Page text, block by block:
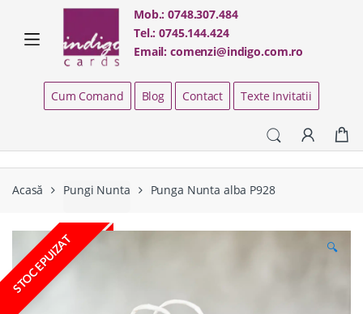
navigation
content
Mob.:0748.307.484
Tel.:0745.144.424
Email:comenzi@indigo.com.ro
Cum Comand Blog Contact Texte Invitatii
Acasă Pungi Nunta Punga Nunta alba P928
STOC EPUIZAT 🔍